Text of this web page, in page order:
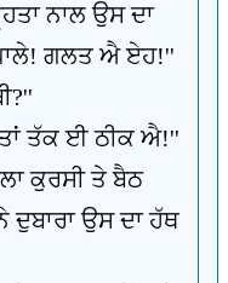
ਨਾਲ ਉਸ ਦਾ
ਗਲਤ ਐ ਏਹ!''
ਤੱਕ ਈ ਠੀਕ ਐ!''
ਕੁਰਸੀ ਤੇ ਬੈਠ
ਉਸ ਦਾ ਹੱਥ